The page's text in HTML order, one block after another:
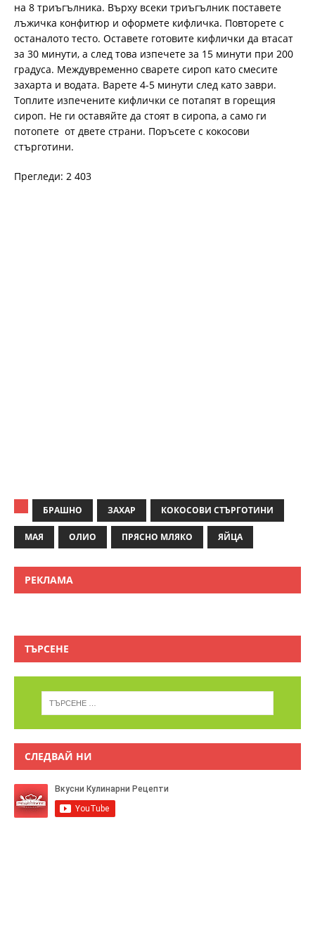
на 8 триъгълника. Върху всеки триъгълник поставете
лъжичка конфитюр и оформете кифличка. Повторете с
останалото тесто. Оставете готовите кифлички да втасат
за 30 минути, а след това изпечете за 15 минути при 200
градуса. Междувременно сварете сироп като смесите
захарта и водата. Варете 4-5 минути след като заври.
Топлите изпечените кифлички се потапят в горещия
сироп. Не ги оставяйте да стоят в сиропа, а само ги
потопете от двете страни. Поръсете с кокосови
стърготини.
Прегледи: 2 403
БРАШНО ЗАХАР КОКОСОВИ СТЪРГОТИНИ
МАЯ ОЛИО ПРЯСНО МЛЯКО ЯЙЦА
РЕКЛАМА
ТЪРСЕНЕ
СЛЕДВАЙ НИ